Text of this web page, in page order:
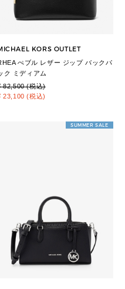
KORS OUTLET
ぺブル レザー ジップ バックパ
ク ミディアム
82,500 (税込)
23,100 (税込)
SUMMER SALE